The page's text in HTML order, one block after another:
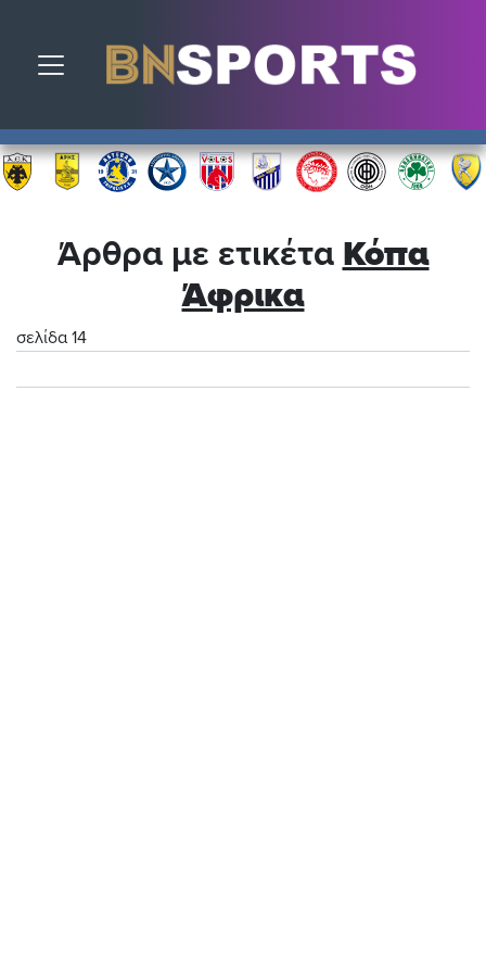
Toggle navigation
Άρθρα με ετικέτα Κόπα
Άφρικα
σελίδα 14